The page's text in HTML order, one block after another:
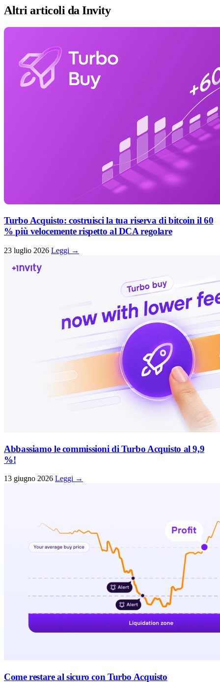
Altri articoli da Invity
Turbo Acquisto: costruisci la tua riserva di bitcoin il 60
% più velocemente rispetto al DCA regolare
23 luglio 2026 Leggi →
Abbassiamo le commissioni di Turbo Acquisto al 9,9
%!
13 giugno 2026 Leggi →
Come restare al sicuro con Turbo Acquisto